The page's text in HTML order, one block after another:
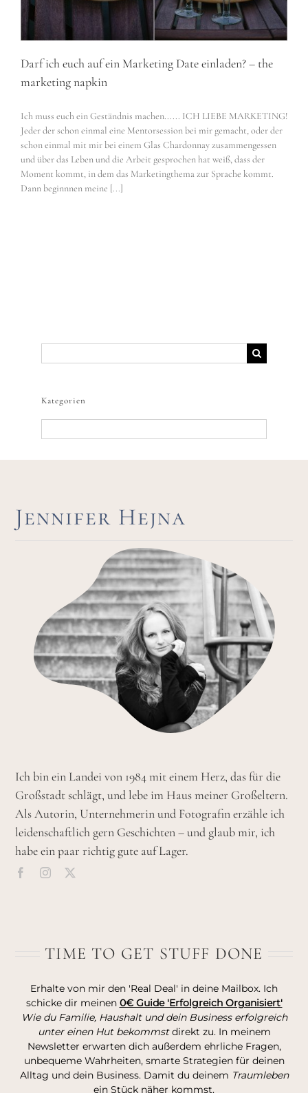
Darf ich euch auf ein Marketing Date einladen? – the
marketing napkin
Ich muss euch ein Geständnis machen...... ICH LIEBE MARKETING!
Jeder der schon einmal eine Mentorsession bei mir gemacht, oder der
schon einmal mit mir bei einem Glas Chardonnay zusammengessen
und über das Leben und die Arbeit gesprochen hat weiß, dass der
Moment kommt, in dem das Marketingthema zur Sprache kommt.
Dann beginnnen meine [...]
nach:
Kategorien
Jennifer Hejna
Ich bin ein Landei von 1984 mit einem Herz, das für die
Großstadt schlägt, und lebe im Haus meiner Großeltern.
Als Autorin, Unternehmerin und Fotografin erzähle ich
leidenschaftlich gern Geschichten – und glaub mir, ich
habe ein paar richtig gute auf Lager.
TIME TO GET STUFF DONE
Erhalte von mir den 'Real Deal' in deine Mailbox. Ich
schicke dir meinen 0€ Guide 'Erfolgreich Organisiert'
Wie du Familie, Haushalt und dein Business erfolgreich
unter einen Hut bekommstdirekt zu. In meinem
Newsletter erwarten dich außerdem ehrliche Fragen,
unbequeme Wahrheiten, smarte Strategien für deinen
Alltag und dein Business. Damit du deinem Traumleben
ein Stück näher kommst.